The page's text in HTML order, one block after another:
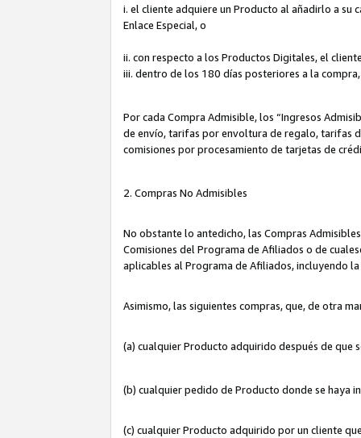
i. el cliente adquiere un Producto al añadirlo a su
Enlace Especial, o
ii. con respecto a los Productos Digitales, el
iii. dentro de los 180 días posteriores a la
Por cada Compra Admisible, los “Ingresos
de envío, tarifas por envoltura de regalo, tarifas
comisiones por procesamiento de tarjetas de
2. Compras No Admisibles
No obstante lo antedicho, las Compras
Comisiones del Programa de Afiliados o de
aplicables al Programa de Afiliados, incluyendo
Asimismo, las siguientes compras, que, de otra
(a) cualquier Producto adquirido después de que
(b) cualquier pedido de Producto donde se haya
(c) cualquier Producto adquirido por un cliente